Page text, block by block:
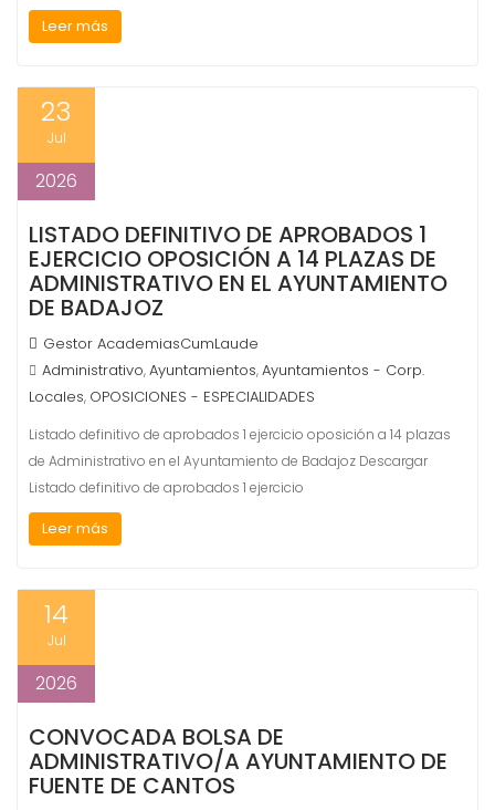
Leer más
23
Jul
2026
LISTADO DEFINITIVO DE APROBADOS 1
EJERCICIO OPOSICIÓN A 14 PLAZAS DE
ADMINISTRATIVO EN EL AYUNTAMIENTO
DE BADAJOZ
Gestor AcademiasCumLaude
Administrativo,Ayuntamientos,Ayuntamientos - Corp.
Locales, OPOSICIONES - ESPECIALIDADES
Listado definitivo de aprobados 1 ejercicio oposición a 14 plazas
de Administrativo en el Ayuntamiento de Badajoz Descargar
Listado definitivo de aprobados 1 ejercicio
Leer más
14
Jul
2026
CONVOCADA BOLSA DE
ADMINISTRATIVO/A AYUNTAMIENTO DE
FUENTE DE CANTOS